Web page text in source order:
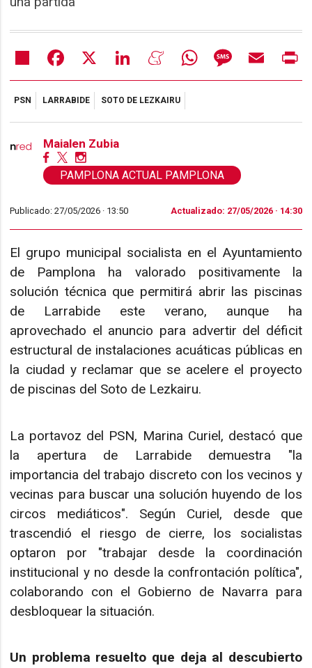
Share Facebook LinkedIn MeneameWhatsAppMessageEmail
PSN LARRABIDE SOTO DE LEZKAIRU
Maialen Zubia
PAMPLONA ACTUAL PAMPLONA
Publicado: 27/05/2026 · 13:50 Actualizado: 27/05/2026 · 14:30
El grupo municipal socialista en el Ayuntamiento
de Pamplona ha valorado positivamente la
solución técnica que permitirá abrir las piscinas
de Larrabide este verano, aunque ha
aprovechado el anuncio para advertir del déficit
estructural de instalaciones acuáticas públicas en
la ciudad y reclamar que se acelere el proyecto
de piscinas del Soto de Lezkairu.
La portavoz del PSN, Marina Curiel, destacó que
la apertura de Larrabide demuestra "la
importancia del trabajo discreto con los vecinos y
vecinas para buscar una solución huyendo de los
circos mediáticos". Según Curiel, desde que
trascendió el riesgo de cierre, los socialistas
optaron por "trabajar desde la coordinación
institucional y no desde la confrontación política",
colaborando con el Gobierno de Navarra para
desbloquear la situación.
Un problema resuelto que deja al descubierto